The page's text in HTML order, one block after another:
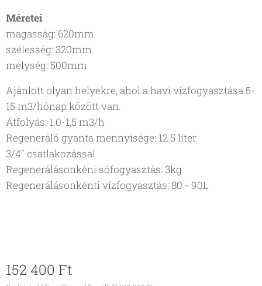
Méretei
magasság: 620mm
szélesség: 320mm
mélység: 500mm
Ajánlott olyan helyekre, ahol a havi vízfogyasztása 5-
15 m3/hónap között van.
Átfolyás: 1.0-1,5 m3/h
Regeneráló gyanta mennyisége: 12.5 liter
3/4" csatlakozással
Regenerálásonkéni sófogyasztás: 3kg
Regenerálásonkénti vízfogyasztás: 80 - 90L
152 400 Ft